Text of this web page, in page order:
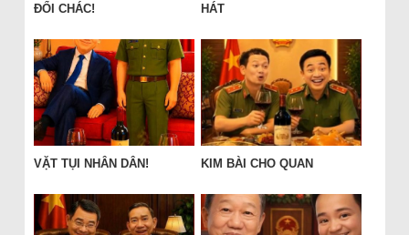
ĐỔI CHÁC! HÁT
VẶT TỤI NHÂN DÂN! KIM BÀI CHO QUAN